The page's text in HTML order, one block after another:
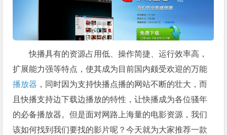
快播具有的资源占用低、操作简捷、运行效率高，
扩展能力强等特点，使其成为目前国内颇受欢迎的万能
播放器 ，同时因为支持快播点播的网站不断的壮大，而
且快播支持边下载边播放的特性，让快播成为各位骚年
的必备播放器。但是面对网路上海量的电影资源，我们
该如何找到我们要找的影片呢？今天就为大家推荐一款